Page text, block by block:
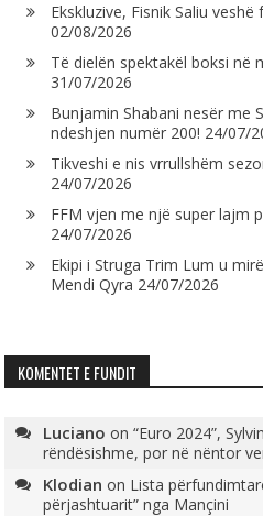
Ekskluzive, Fisnik Saliu veshë
02/08/2026
Të dielën spektakël boksi në
31/07/2026
Bunjamin Shabani nesër me
ndeshjen numër 200! 24/07/
Tikveshi e nis vrrullshëm
24/07/2026
FFM vjen me një super lajm
24/07/2026
Ekipi i Struga Trim Lum u
Mendi Qyra 24/07/2026
KOMENTET E FUNDIT
Luciano on“Euro 2024”,
rëndësishme, por në nëntor
Klodian on Lista
përjashtuarit” nga Mançini